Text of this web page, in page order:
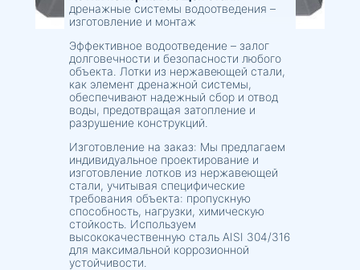
дренажные системы водоотведения –
изготовление и монтаж
Эффективное водоотведение – залог
долговечности и безопасности любого
объекта. Лотки из нержавеющей стали,
как элемент дренажной системы,
обеспечивают надежный сбор и отвод
воды, предотвращая затопление и
разрушение конструкций.
Изготовление на заказ: Мы предлагаем
индивидуальное проектирование и
изготовление лотков из нержавеющей
стали, учитывая специфические
требования объекта: пропускную
способность, нагрузки, химическую
стойкость. Используем
высококачественную сталь AISI 304/316
для максимальной коррозионной
устойчивости.